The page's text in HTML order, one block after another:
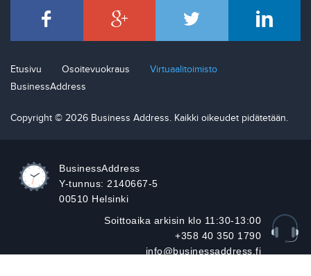
Etusivu Osoitevuokraus
Virtuaalitoimisto
BusinessAddress
Copyright © 2026 Business Address. Kaikki oikeudet pidätetään.
BusinessAddress
Y-tunnus: 2140667-5
00510 Helsinki
Soittoaika arkisin klo 11:30-13:00
+358 40 350 1790
info@businessaddress.fi